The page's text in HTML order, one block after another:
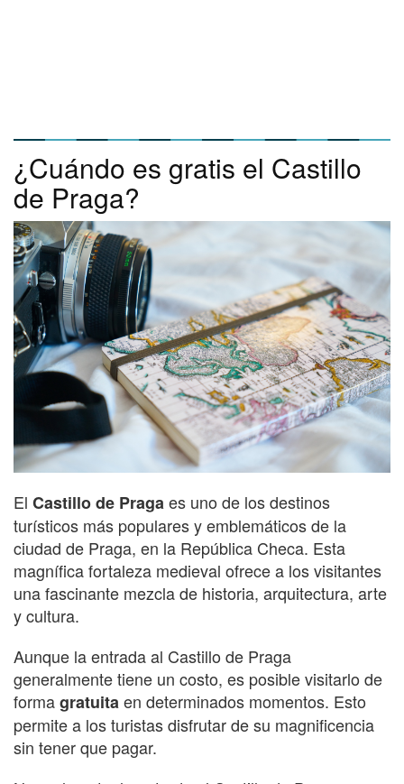
¿Cuándo es gratis el Castillo
de Praga?
El Castillo de Pragaes uno de los destinos
turísticos más populares y emblemáticos de la
ciudad de Praga, en la República Checa. Esta
magnífica fortaleza medieval ofrece a los visitantes
una fascinante mezcla de historia, arquitectura, arte
y cultura.
Aunque la entrada al Castillo de Praga
generalmente tiene un costo, es posible visitarlo de
formagratuitaen determinados momentos. Esto
permite a los turistas disfrutar de su magnificencia
sin tener que pagar.